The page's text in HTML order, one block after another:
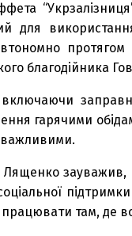
для
благодійника
гарячими
важливими.
Лященко
працювати там, де